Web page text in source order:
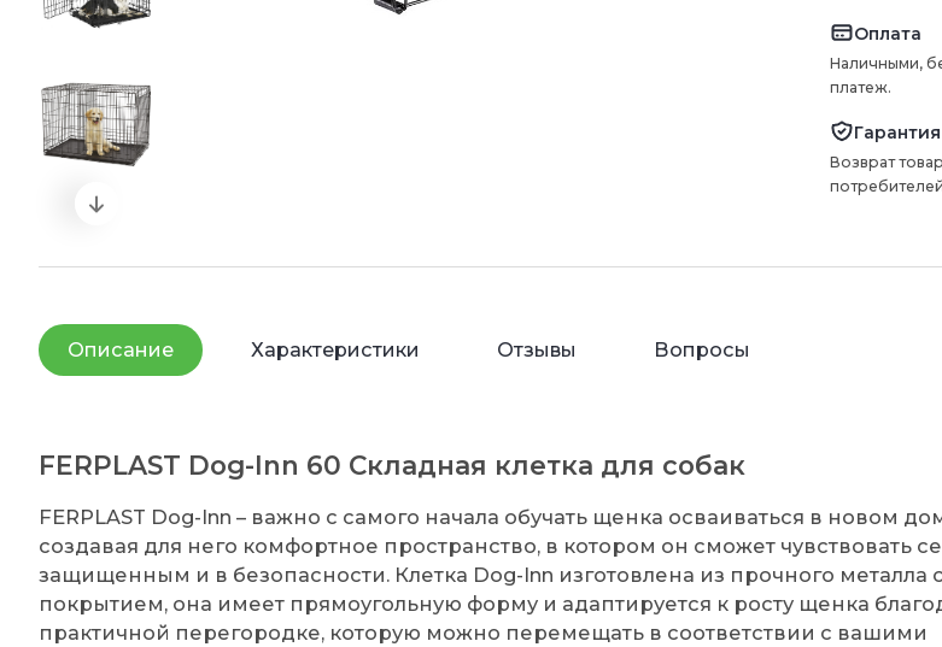
Оплата
Наличными,
платеж.
Гарантия
Возврат
Описание Характеристики Отзывы Вопросы
FERPLAST Dog-Inn 60 Складная клетка для собак
FERPLAST Dog-Inn – важно с самого начала обучать щенка осваиваться в новом
создавая для него комфортное пространство, в котором он сможет чувствовать
защищенным и в безопасности. Клетка Dog-Inn изготовлена из прочного металла с
покрытием, она имеет прямоугольную форму и адаптируется к росту щенка
практичной перегородке, которую можно перемещать в соответствии с вашими